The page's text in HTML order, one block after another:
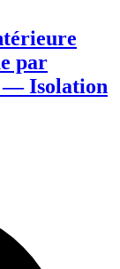
par
— Isolation